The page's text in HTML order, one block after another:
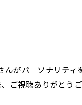
んがパーソナリティ
ご視聴ありがとう